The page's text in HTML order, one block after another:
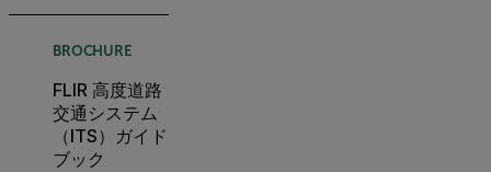
BROCHURE
FLIR 高度道路
交通システム
（ITS）ガイド
ブック